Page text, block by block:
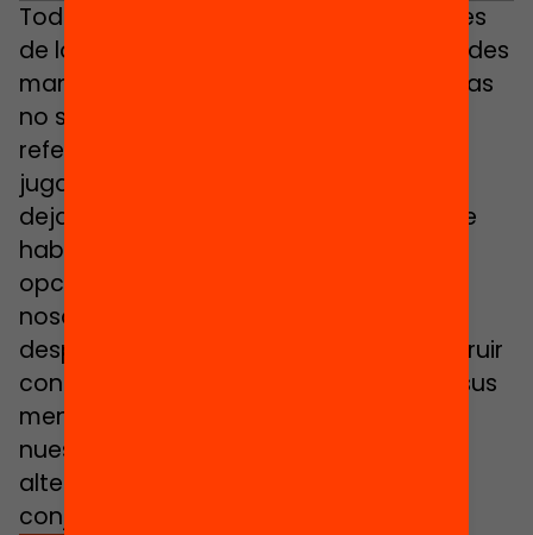
Todo este aprendizaje y estas bondades
de los juegos de mesa y de las actividades
manipulativas en el aula de matemáticas
no será posible si nosotros, adultos y
referentes de nuestro alumnado, no
jugamos, abrimos nuestra mente y nos
dejamos sorprender. Es muy importante
haber probado previamente diferentes
opciones de actividades y hacernos
nosotros preguntas para poder hacer
después preguntas al alumnado, construir
conocimiento entre todos y dejar que sus
mentes (mucho más abiertas que las
nuestras) propongan soluciones
alternativas que podamos validar
conjuntamente.